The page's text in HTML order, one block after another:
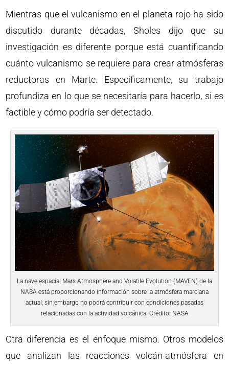
Mientras que el vulcanismo en el planeta rojo ha sido
discutido durante décadas, Sholes dijo que su
investigación es diferente porque está cuantificando
cuánto vulcanismo se requiere para crear atmósferas
reductoras en Marte. Específicamente, su trabajo
profundiza en lo que se necesitaría para hacerlo, si es
factible y cómo podría ser detectado.
La nave espacial Mars Atmosphere and Volatile Evolution (MAVEN) de la
NASA está proporcionando información sobre la atmósfera marciana
actual; sin embargo no podrá contribuir con condiciones pasadas
relacionadas con la actividad volcánica. Crédito: NASA
Otra diferencia es el enfoque mismo. Otros modelos
que analizan las reacciones volcán-atmósfera en